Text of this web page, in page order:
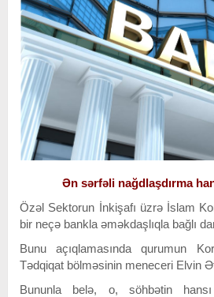
Ən sərfəli nağdlaşdırma
Özəl Sektorun İnkişafı üzrə İslam
bir neçə bankla əməkdaşlıqla bağlı
Bunu açıqlamasında qurumun
Tədqiqat bölməsinin meneceri Elvin
Bununla belə, o, söhbətin